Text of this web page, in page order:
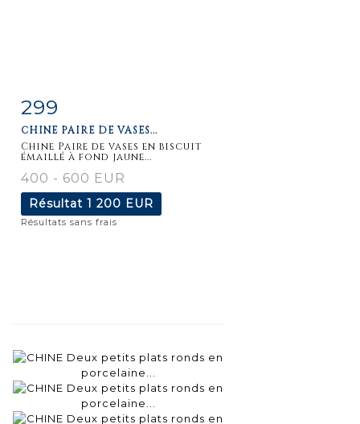
Fiche
299
CHINE PAIRE DE VASES...
Chine Paire de vases en biscuit
émaillé à fond jaune...
400 - 600 EUR
Résultat 1 200 EUR
Résultats sans frais